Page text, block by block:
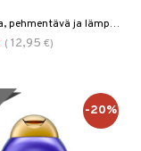
Vahvistava, pehmentävä ja lämpösuojan sisältävä shampoo OGXlta
( 12,95 €)
-20%